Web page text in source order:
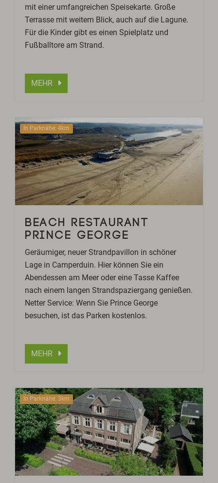
mit einer umfangreichen Speisekarte. Große
Terrasse mit weitem Blick, auch auf die Lagune.
Für die Kinder gibt es einen Spielplatz und
Fußballtore am Strand.
MEHR
In Parknähe: 4km
BEACH RESTAURANT
PRINCE GEORGE
Geräumiger, neuer Strandpavillon in schöner
Lage in Camperduin. Hier können Sie ein
Abendessen am Meer oder eine Tasse Kaffee
nach einem langen Strandspaziergang genießen.
Netter Service: Wenn Sie Prince George
besuchen, ist das Parken kostenlos.
MEHR
In Parknähe: 3km